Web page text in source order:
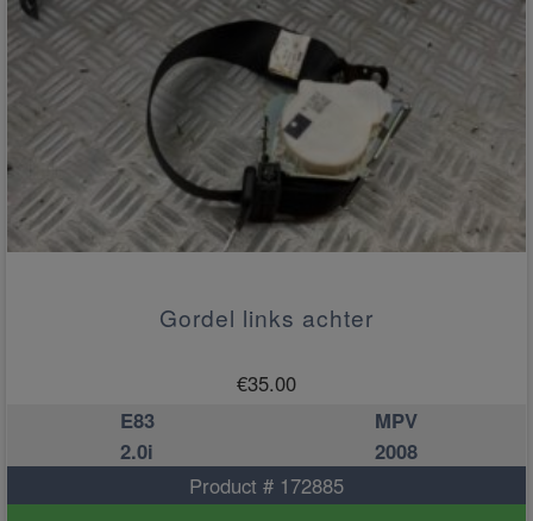
Gordel links achter
€35.00
E83
MPV
2.0i
2008
Product # 172885